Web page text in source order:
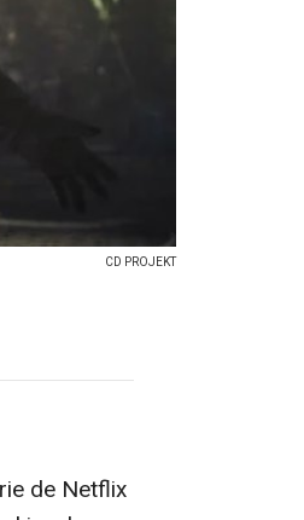
CD PROJEKT
de Netflix